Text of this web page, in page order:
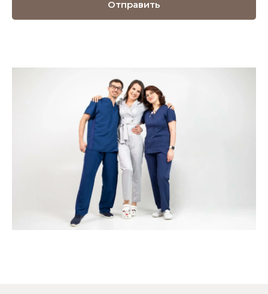
Отправить